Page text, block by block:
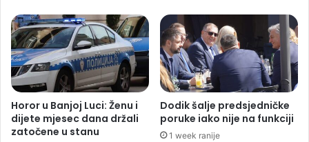
Horor u Banjoj Luci: Ženu i
dijete mjesec dana držali
zatočene u stanu
Dodik šalje predsjedničke
poruke iako nije na funkciji
1 week ranije